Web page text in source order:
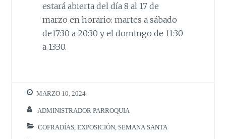
estará abierta del día 8 al 17 de
marzo en horario: martes a sábado
de17:30 a 20:30 y el domingo de 11:30
a 13:30.
MARZO 10, 2024
ADMINISTRADOR PARROQUIA
COFRADÍAS ,EXPOSICIÓN SEMANA SANTA